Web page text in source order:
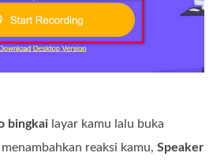
bingkai layar kamu lalu buka
reaksi kamu,Speaker